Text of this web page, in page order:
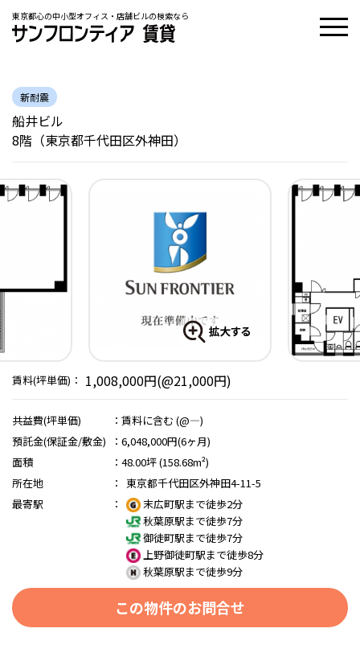
東京都心の中小型オフィス・店舗ビルの検索なら
新耐震
船井ビル
8階（東京都千代田区外神田）
賃料(坪単価)： 1,008,000円(@21,000円)
共益費(坪単価) ： 賃料に含む (@―)
預託金(保証金/敷金)
： 6,048,000円(6ヶ月)
面積
： 48.00坪 (158.68m²)
所在地
：
東京都千代田区外神田4-11-5
最寄駅
：
末広町駅まで徒歩2分
秋葉原駅まで徒歩7分
御徒町駅まで徒歩7分
上野御徒町駅まで徒歩8分
秋葉原駅まで徒歩9分
この物件のお問合せ